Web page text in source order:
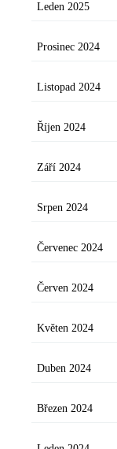
Leden 2025
Prosinec 2024
Listopad 2024
Říjen 2024
Září 2024
Srpen 2024
Červenec 2024
Červen 2024
Květen 2024
Duben 2024
Březen 2024